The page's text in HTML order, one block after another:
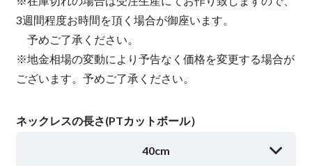
3週間程度お時間を頂く場合が御座います。
予めご了承ください。
※地金相場の変動により予告なく価格を変更する場合が
ございます。予めご了承ください。
ネックレスの長さ(PTカットボール）
40cm